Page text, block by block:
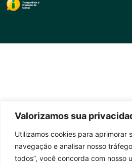
Valorizamos sua
Utilizamos cookies para aprimorar
navegação e analisar nosso
todos”, você concorda com nosso